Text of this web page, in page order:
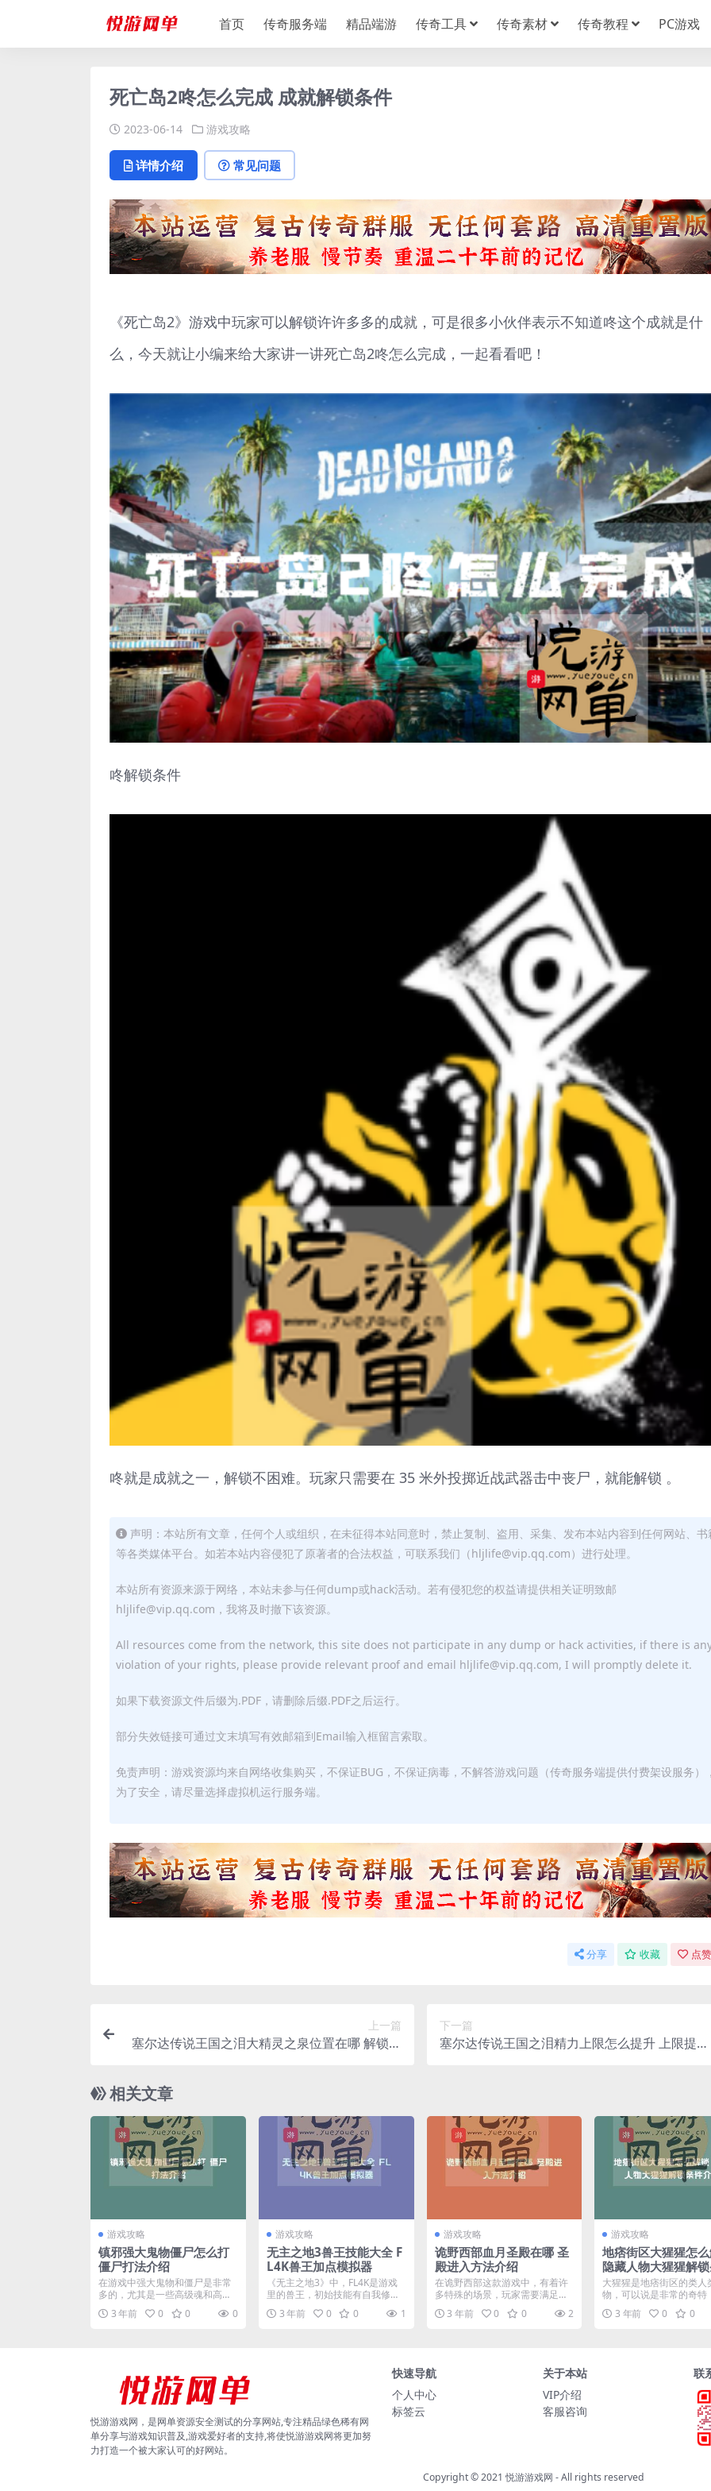
首页 传奇服务端 精品端游 传奇工具 传奇素材 传奇教程 PC游戏
死亡岛2咚怎么完成 成就解锁条件
2023-06-14 游戏攻略
详情介绍 常见问题
《死亡岛2》游戏中玩家可以解锁许许多多的成就，可是很多小伙伴表示不知道咚这个成就是什
么，今天就让小编来给大家讲一讲死亡岛2咚怎么完成，一起看看吧！
咚解锁条件
咚就是成就之一，解锁不困难。玩家只需要在 35 米外投掷近战武器击中丧尸，就能解锁 。
声明：本站所有文章，任何个人或组织，在未征得本站同意时，禁止复制、盗用、采集、发布本站内容到任何网站、书
等各类媒体平台。如若本站内容侵犯了原著者的合法权益，可联系我们（hljlife@vip.qq.com）进行处理。
本站所有资源来源于网络，本站未参与任何dump或hack活动。若有侵犯您的权益请提供相关证明致邮
hljlife@vip.qq.com，我将及时撤下该资源。
All resources come from the network, this site does not participate in any dump or hack activities, if there is
violation of your rights, please provide relevant proof and email hljlife@vip.qq.com, I will promptly delete it.
如果下载资源文件后缀为.PDF，请删除后缀.PDF之后运行。
部分失效链接可通过文末填写有效邮箱到Email输入框留言索取。
免责声明：游戏资源均来自网络收集购买，不保证BUG，不保证病毒，不解答游戏问题（传奇服务端提供付费架设服务），
为了安全，请尽量选择虚拟机运行服务端。
分享 收藏 点
上一篇
塞尔达传说王国之泪大精灵之泉位置在哪 解锁条
下一篇
塞尔达传说王国之泪精力上限怎么提升 上限提升
相关文章
游戏攻略
镇邪强大鬼物僵尸怎么打
僵尸打法介绍
在游戏中强大鬼物和僵尸是非常
多的，尤其是一些高级魂和高级
僵尸，那么镇邪强大鬼物僵...
3 年前 0 0 0
游戏攻略
无主之地3兽王技能大全 F
L4K兽王加点模拟器
《无主之地3》中，FL4K是游戏
里的兽王，初始技能有自我修复
系统、干死他们、暴怒...
3 年前 0 0 1
游戏攻略
诡野西部血月圣殿在哪 圣
殿进入方法介绍
在诡野西部这款游戏中，有着许
多特殊的场景，玩家需要满足一
定的条件才可以进入，有很...
3 年前 0 0 2
游戏攻略
地痞街区大猩猩怎
隐藏人物大猩猩解锁
介绍
大猩猩是地痞街区的类人
物，可以说是非常的奇特
这样的存在，一般的方法
3 年前 0 0
悦游游戏网，是网单资源安全测试的分享网站,专注精品绿色稀有网
单分享与游戏知识普及,游戏爱好者的支持,将使悦游游戏网将更加努
力打造一个被大家认可的好网站。
快速导航
个人中心
标签云
关于本站
VIP介绍
客服咨询
联
Copyright © 2021悦游游戏网 - All rights reserved